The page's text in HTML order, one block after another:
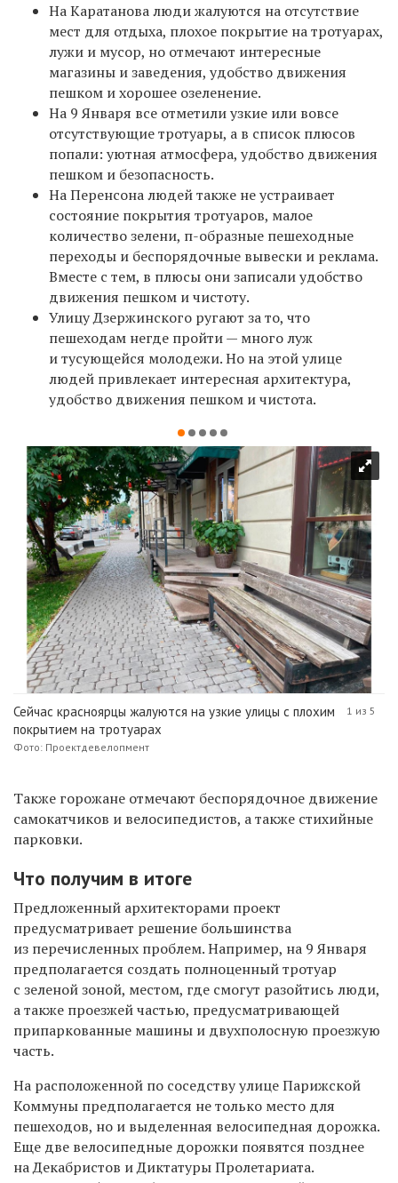
На Каратанова люди жалуются на отсутствие
мест для отдыха, плохое покрытие на тротуарах,
лужи и мусор, но отмечают интересные
магазины и заведения, удобство движения
пешком и хорошее озеленение.
На 9 Января все отметили узкие или вовсе
отсутствующие тротуары, а в список плюсов
попали: уютная атмосфера, удобство движения
пешком и безопасность.
На Перенсона людей также не устраивает
состояние покрытия тротуаров, малое
количество зелени, п-образные пешеходные
переходы и беспорядочные вывески и реклама.
Вместе с тем, в плюсы они записали удобство
движения пешком и чистоту.
Улицу Дзержинского ругают за то, что
пешеходам негде пройти — много луж
и тусующейся молодежи. Но на этой улице
людей привлекает интересная архитектура,
удобство движения пешком и чистота.
Сейчас красноярцы жалуются на узкие улицы с плохим
покрытием на тротуарах
Фото: Проектдевелопмент
1 из 5
Также горожане отмечают беспорядочное движение
самокатчиков и велосипедистов, а также стихийные
парковки.
Что получим в итоге
Предложенный архитекторами проект
предусматривает решение большинства
из перечисленных проблем. Например, на 9 Января
предполагается создать полноценный тротуар
с зеленой зоной, местом, где смогут разойтись люди,
а также проезжей частью, предусматривающей
припаркованные машины и двухполосную проезжую
часть.
На расположенной по соседству улице Парижской
Коммуны предполагается не только место для
пешеходов, но и выделенная велосипедная дорожка.
Еще две велосипедные дорожки появятся позднее
на Декабристов и Диктатуры Пролетариата.